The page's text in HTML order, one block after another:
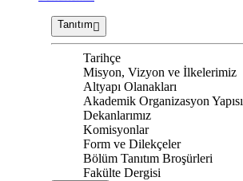
Tanıtım
Tarihçe
Misyon, Vizyon ve İlkelerimiz
Altyapı Olanakları
Akademik Organizasyon Yapısı
Dekanlarımız
Komisyonlar
Form ve Dilekçeler
Bölüm Tanıtım Broşürleri
Fakülte Dergisi